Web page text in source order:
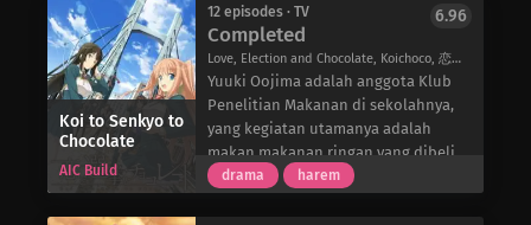
anggota di bawah kepemimpinan
Kondou, Ibuki perlahan-lahan
menyadari bahwa tidak semua
samurai sekejam dan tidak
terhormat seperti yang dia duga.
Hakuouki Reimeiroku
mengeksplorasi masa-masa awal
menjelang pembentukan
peri yang lupa diri dalam mengejar
permen akan membutuhkan lebih
banyak usaha daripada yang dia
yakini.
mulai dari Marii Buratei yang energik
namun belum dewasa, Kigurumi
Haroukitei yang terlihat imut, Tetora
Bouhatei yang selalu beruntung dan
tanpa beban, Gankyou
Kuurubiyuutei yang kalem dan
penuh semangat, serta Kukuru
Anrakutei yang pesimis dan labil.
bertarung demi meraih supremasi.
Akhirnya, tujuh negara kuat muncul
dari siklus peperangan yang tak
berkesudahan.
Di kerajaan Qin, Xin, seorang budak
yatim piatu akibat perang, berlatih
dengan giat dengan sesama budak
dan sahabatnya, Piao, yang memiliki
Koi to Senkyo to
Chocolate
AIC Build
12 episodes · TV
Completed
Love, Election and Chocolate, Koichoco, 恋と選挙とチョコレート
6.96
Yuuki Oojima adalah anggota Klub
Penelitian Makanan di sekolahnya,
yang kegiatan utamanya adalah
makan makanan ringan yang dibeli
dengan dana yang dialokasikan oleh
drama harem